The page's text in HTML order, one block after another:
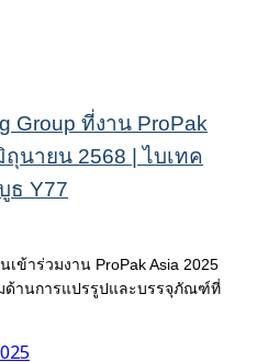
Group ที่งาน ProPak
นายน 2568 | ไบเทค
ธ Y77
ข้าร่วมงาน ProPak Asia 2025
ด้านการแปรรูปและบรรจุภัณฑ์ที่